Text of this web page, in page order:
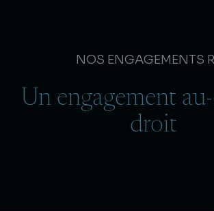
NOS ENGAGEMENTS
Un engagement
droit